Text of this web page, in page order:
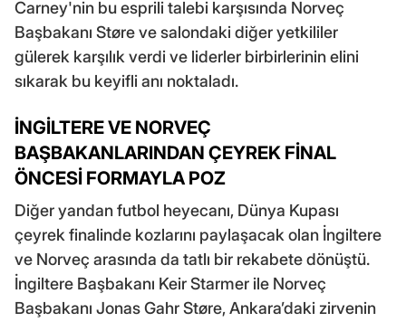
Carney'nin bu esprili talebi karşısında Norveç
Başbakanı Støre ve salondaki diğer yetkililer
gülerek karşılık verdi ve liderler birbirlerinin elini
sıkarak bu keyifli anı noktaladı.
İNGİLTERE VE NORVEÇ
BAŞBAKANLARINDAN ÇEYREK FİNAL
ÖNCESİ FORMAYLA POZ
Diğer yandan futbol heyecanı, Dünya Kupası
çeyrek finalinde kozlarını paylaşacak olan İngiltere
ve Norveç arasında da tatlı bir rekabete dönüştü.
İngiltere Başbakanı Keir Starmer ile Norveç
Başbakanı Jonas Gahr Støre, Ankara’daki zirvenin